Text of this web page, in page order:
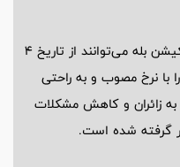
بر اساس اعلام بانک مرکزی، کاربران اپلیکیشن بله می‌توانند از تاریخ 4
را با نرخ مصوب و به راحتی
زائران و کاهش مشکلات
گرفته شده است.